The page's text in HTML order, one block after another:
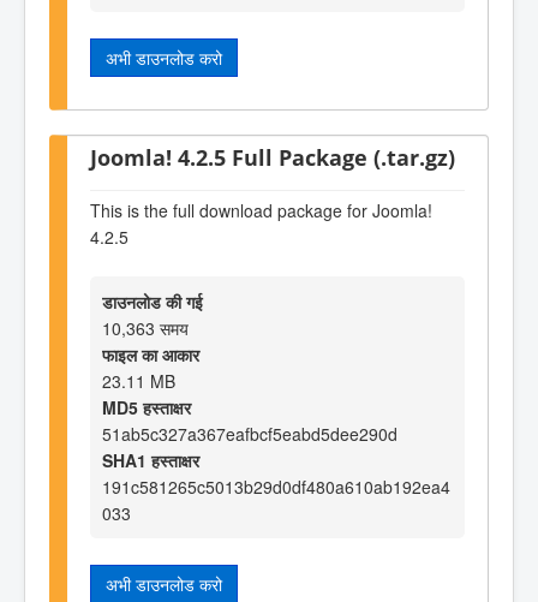
अभी डाउनलोड करो
Joomla! 4.2.5 Full Package (.tar.gz)
This is the full download package for Joomla!
4.2.5
डाउनलोड की गई
10,363 समय
फाइल का आकार
23.11 MB
MD5 हस्ताक्षर
51ab5c327a367eafbcf5eabd5dee290d
SHA1 हस्ताक्षर
191c581265c5013b29d0df480a610ab192ea4
033
अभी डाउनलोड करो